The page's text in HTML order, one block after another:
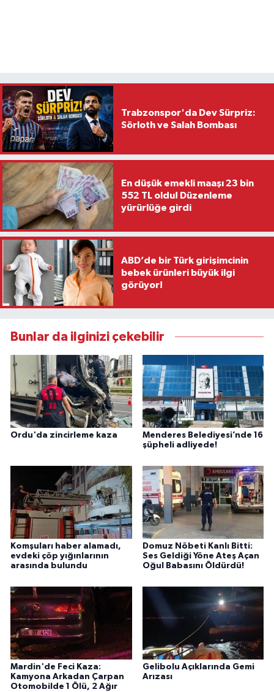
Trabzonspor'da Dev Sürpriz:
Sörloth ve Salah Bombası
En düşük emekli maaşı 23 bin
552 TL oldu! Düzenleme
yürürlüğe girdi
ABD’de bir Türk girişimcinin
bebek ürünleri büyük ilgi
görüyor!
Bunlar da ilginizi çekebilir
Ordu'da zincirleme kaza
Menderes Belediyesi’nde 16
şüpheli adliyede!
Komşuları haber alamadı,
evdeki çöp yığınlarının
arasında bulundu
Domuz Nöbeti Kanlı Bitti:
Ses Geldiği Yöne Ateş Açan
Oğul Babasını Öldürdü!
Mardin'de Feci Kaza:
Kamyona Arkadan Çarpan
Otomobilde 1 Ölü, 2 Ağır
Gelibolu Açıklarında Gemi
Arızası
Sonsöz Özel
Spor
Vasıta
Yaşam